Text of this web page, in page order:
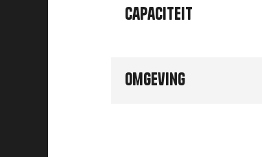
Capaciteit
Omgeving